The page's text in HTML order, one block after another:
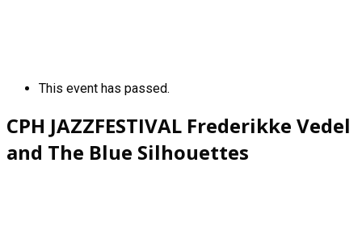
This event has passed.
CPH JAZZFESTIVAL Frederikke Vedel
and The Blue Silhouettes